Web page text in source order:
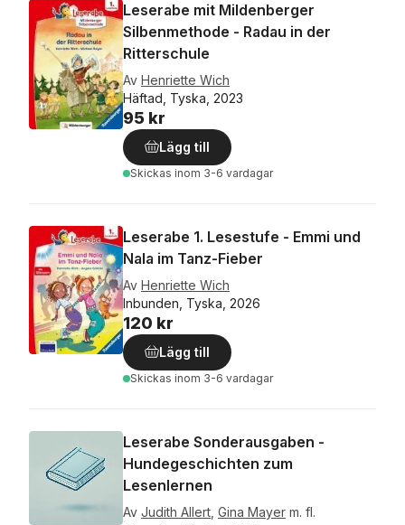
Leserabe mit Mildenberger
Silbenmethode - Radau in der
Ritterschule
Av Henriette Wich
Häftad, Tyska, 2023
95 kr
Lägg till
Skickas inom 3-6 vardagar
Leserabe 1. Lesestufe - Emmi und
Nala im Tanz-Fieber
Av Henriette Wich
Inbunden, Tyska, 2026
120 kr
Lägg till
Skickas inom 3-6 vardagar
Leserabe Sonderausgaben -
Hundegeschichten zum
Lesenlernen
Av Judith Allert Gina Mayer m. fl.